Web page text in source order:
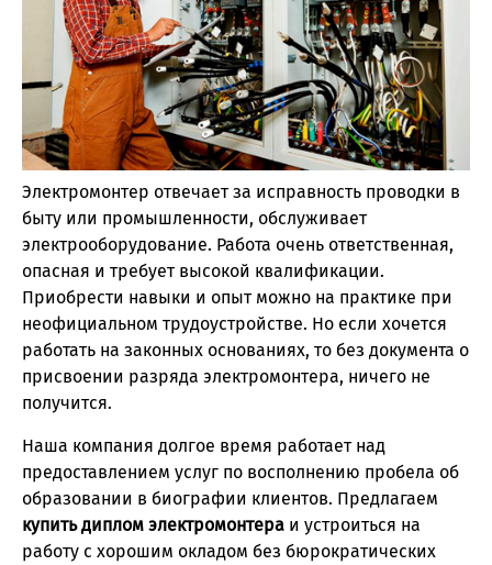
Электромонтер отвечает за исправность проводки в
быту или промышленности, обслуживает
электрооборудование. Работа очень ответственная,
опасная и требует высокой квалификации.
Приобрести навыки и опыт можно на практике при
неофициальном трудоустройстве. Но если хочется
работать на законных основаниях, то без документа о
присвоении разряда электромонтера, ничего не
получится.
Наша компания долгое время работает над
предоставлением услуг по восполнению пробела об
образовании в биографии клиентов. Предлагаем
купить диплом электромонтера и устроиться на
работу с хорошим окладом без бюрократических